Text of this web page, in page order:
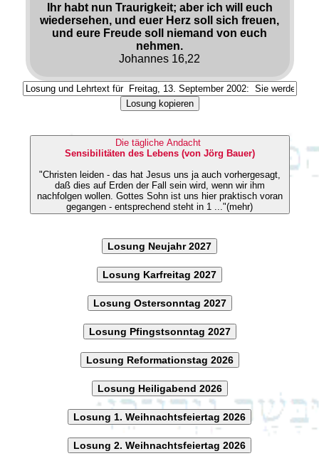
Ihr habt nun Traurigkeit; aber ich will euch
wiedersehen, und euer Herz soll sich freuen,
und eure Freude soll niemand von euch
nehmen.
Johannes 16,22
Losung kopieren
Die tägliche Andacht
Sensibilitäten des Lebens (von Jörg Bauer)
"Christen leiden - das hat Jesus uns ja auch vorhergesagt,
daß dies auf Erden der Fall sein wird, wenn wir ihm
nachfolgen wollen. Gottes Sohn ist uns hier praktisch voran
gegangen - entsprechend steht in 1 ..."(mehr)
Losung Neujahr 2027
Losung Karfreitag 2027
Losung Ostersonntag 2027
Losung Pfingstsonntag 2027
Losung Reformationstag 2026
Losung Heiligabend 2026
Losung 1. Weihnachtsfeiertag 2026
Losung 2. Weihnachtsfeiertag 2026